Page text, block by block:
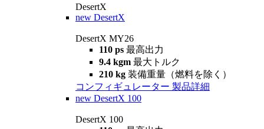
DesertX
new DesertX
DesertX MY26
110 ps 最高出力
9.4 kgm 最大トルク
210 kg 装備重量（燃料を除く）
コンフィギュレーター 製品詳細
new DesertX 100
DesertX 100